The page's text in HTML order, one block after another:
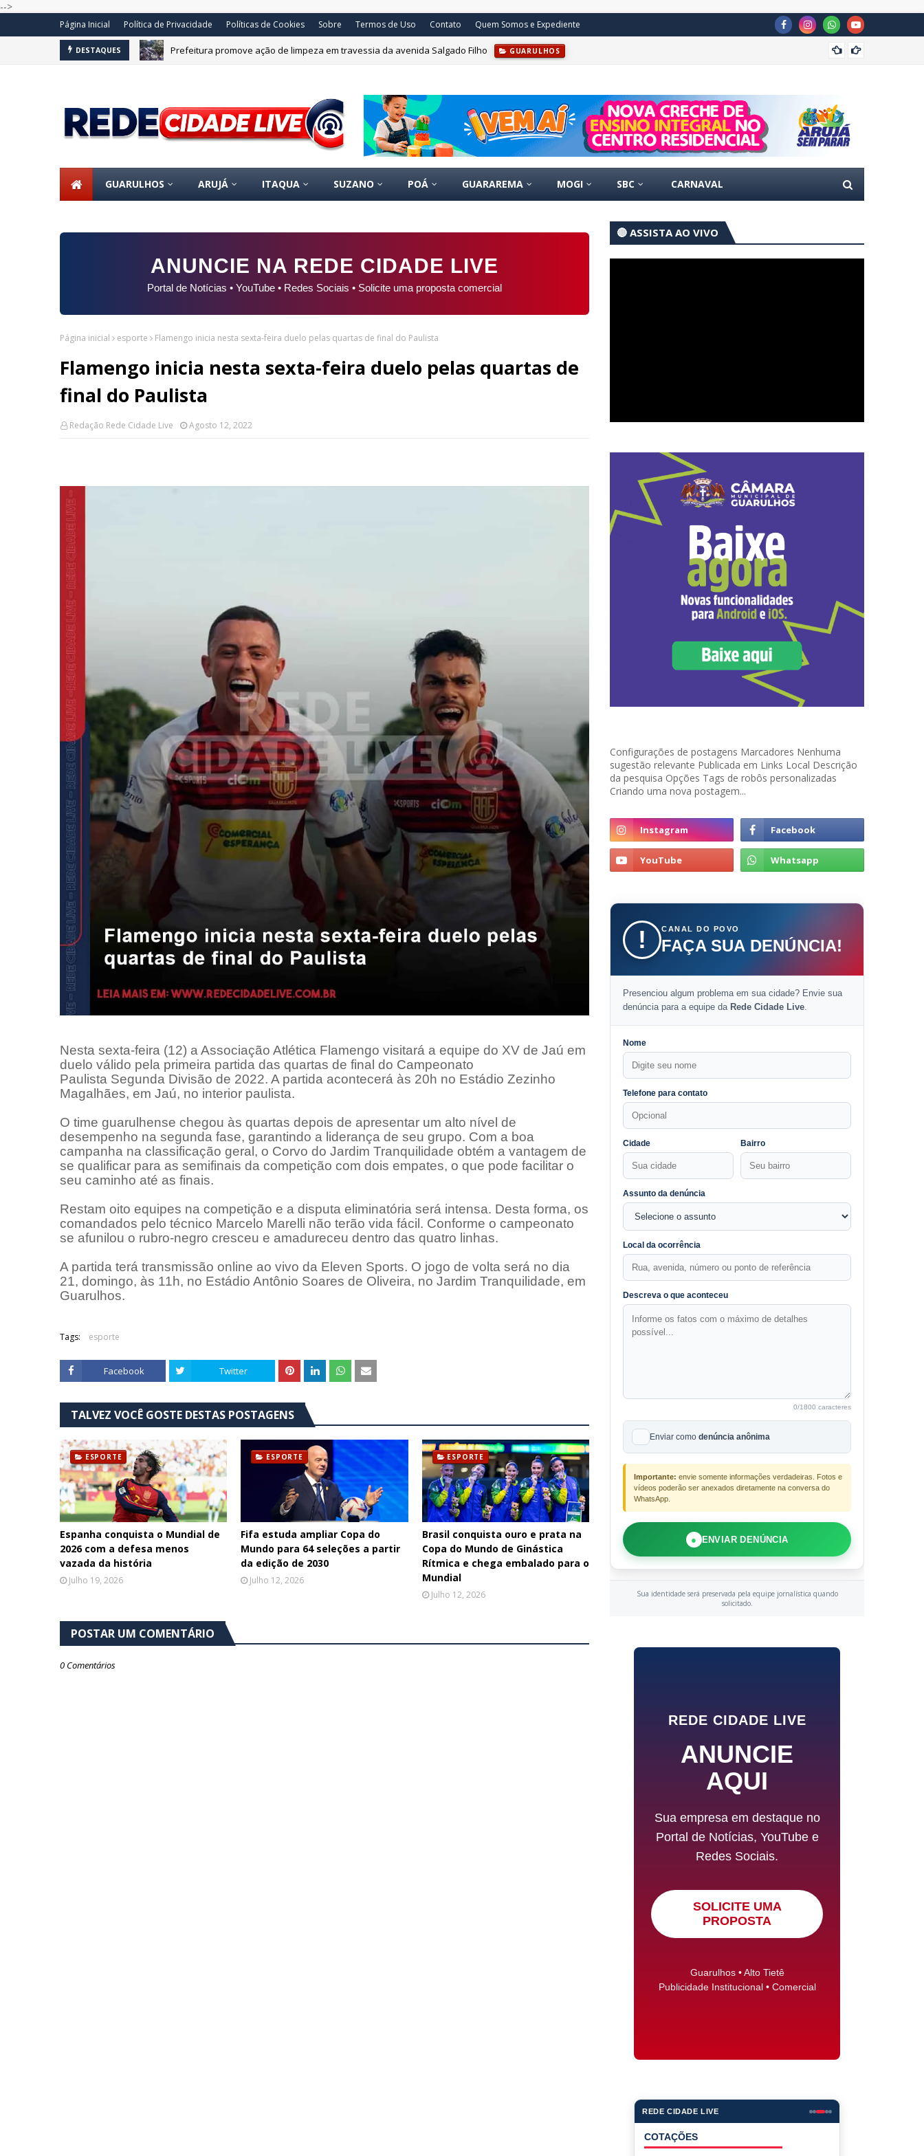
-->
Página Inicial Política de Privacidade Políticas de Cookies Sobre Termos de Uso Contato Quem Somos e Expediente
DESTAQUES Prefeitura promove ação de limpeza em travessia da avenida Salgado Filho GUARULHOS
GUARULHOS ARUJÁ ITAQUA SUZANO POÁ GUARAREMA MOGI SBC CARNAVAL
ANUNCIE NA REDE CIDADE LIVE
Portal de Notícias • YouTube • Redes Sociais • Solicite uma proposta comercial
Página inicial esporte Flamengo inicia nesta sexta-feira duelo pelas quartas de final do Paulista
Flamengo inicia nesta sexta-feira duelo pelas quartas de
final do Paulista
Redação Rede Cidade Live Agosto 12, 2022
Nesta sexta-feira (12) a Associação Atlética Flamengo visitará a equipe do XV de Jaú em
duelo válido pela primeira partida das quartas de final do Campeonato
Paulista Segunda Divisão de 2022. A partida acontecerá às 20h no Estádio Zezinho
Magalhães, em Jaú, no interior paulista.
O time guarulhense chegou às quartas depois de apresentar um alto nível de
desempenho na segunda fase, garantindo a liderança de seu grupo. Com a boa
campanha na classificação geral, o Corvo do Jardim Tranquilidade obtém a vantagem de
se qualificar para as semifinais da competição com dois empates, o que pode facilitar o
seu caminho até as finais.
Restam oito equipes na competição e a disputa eliminatória será intensa. Desta forma, os
comandados pelo técnico Marcelo Marelli não terão vida fácil. Conforme o campeonato
se afunilou o rubro-negro cresceu e amadureceu dentro das quatro linhas.
A partida terá transmissão online ao vivo da Eleven Sports. O jogo de volta será no dia
21, domingo, às 11h, no Estádio Antônio Soares de Oliveira, no Jardim Tranquilidade, em
Guarulhos.
Tags: esporte
Facebook Twitter
TALVEZ VOCÊ GOSTE DESTAS POSTAGENS
ESPORTE
Espanha conquista o Mundial de
2026 com a defesa menos
vazada da história
Julho 19, 2026
ESPORTE
Fifa estuda ampliar Copa do
Mundo para 64 seleções a partir
da edição de 2030
Julho 12, 2026
ESPORTE
Brasil conquista ouro e prata na
Copa do Mundo de Ginástica
Rítmica e chega embalado para o
Mundial
Julho 12, 2026
POSTAR UM COMENTÁRIO
0 Comentários
🔴 ASSISTA AO VIVO
Configurações de postagens Marcadores Nenhuma
sugestão relevante Publicada em Links Local Descrição
da pesquisa Opções Tags de robôs personalizadas
Criando uma nova postagem...
! CANAL DO POVO
FAÇA SUA DENÚNCIA!
Presenciou algum problema em sua cidade? Envie sua
denúncia para a equipe da Rede Cidade Live.
Nome
Telefone para contato
Cidade Bairro
Assunto da denúncia
Local da ocorrência
Descreva o que aconteceu
0/1800 caracteres
Enviar como denúncia anônima
Importante: envie somente informações verdadeiras. Fotos e
vídeos poderão ser anexados diretamente na conversa do
WhatsApp.
● ENVIAR DENÚNCIA
Sua identidade será preservada pela equipe jornalística quando
solicitado.
REDE CIDADE LIVE
ANUNCIE
AQUI
Sua empresa em destaque no
Portal de Notícias, YouTube e
Redes Sociais.
SOLICITE UMA
PROPOSTA
Guarulhos • Alto Tietê
Publicidade Institucional • Comercial
REDE CIDADE LIVE
COTAÇÕES